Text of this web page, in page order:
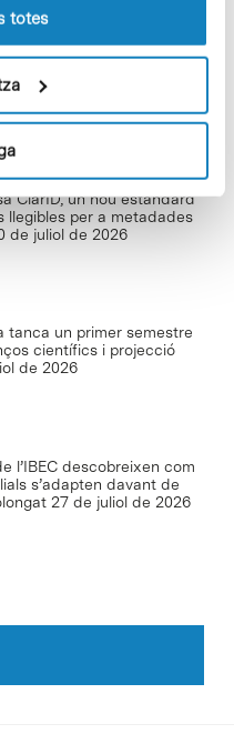
totes
ClarID, un nou estàndard
llegibles per a metadades
de juliol de 2026
tanca un primer semestre
científics i projecció
de 2026
l’IBEC descobreixen com
s’adapten davant de
27 de juliol de 2026